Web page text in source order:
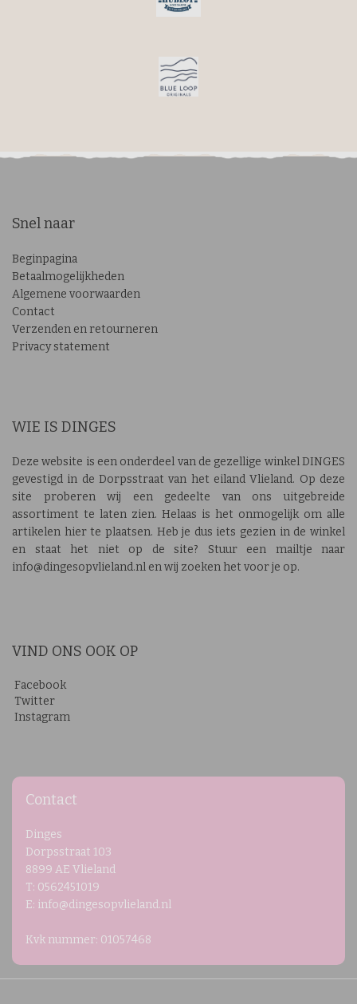
Snel naar
Beginpagina
Betaalmogelijkheden
Algemene voorwaarden
Contact
Verzenden en retourneren
Privacy statement
WIE IS DINGES
Deze website is een onderdeel van de gezellige winkel DINGES
gevestigd in de Dorpsstraat van het eiland Vlieland. Op deze
site proberen wij een gedeelte van ons uitgebreide
assortiment te laten zien. Helaas is het onmogelijk om alle
artikelen hier te plaatsen. Heb je dus iets gezien in de winkel
en staat het niet op de site? Stuur een mailtje naar
info@dingesopvlieland.nl en wij zoeken het voor je op.
VIND ONS OOK OP
Facebook
Twitter
Instagram
Contact
Dinges
Dorpsstraat 103
8899 AE Vlieland
T: 0562451019
E: info@dingesopvlieland.nl
Kvk nummer: 01057468